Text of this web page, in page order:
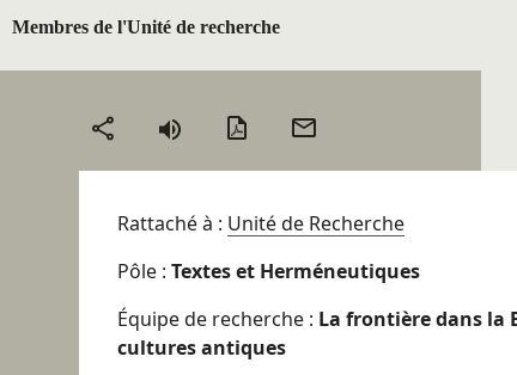
Membres de l'Unité de recherche
Partager
Version
Rattaché à : Unité de Recherche
Pôle : Textes et Herméneutiques
Équipe de recherche : La frontière dans la
cultures antiques